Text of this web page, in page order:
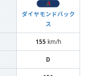
ダイヤモンドバック
ス
155 km/h
D